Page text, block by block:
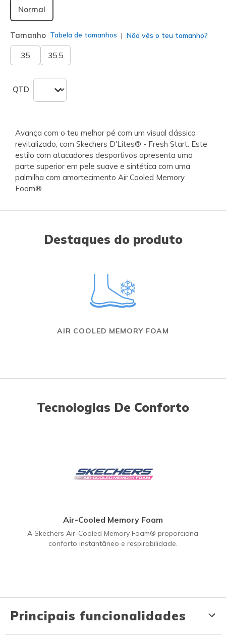
Normal
Tamanho Tabela de tamanhos Não vês o teu tamanho?
35 35.5
QTD
Avança com o teu melhor pé com um visual clássico
revitalizado, com Skechers D'Lites® - Fresh Start. Este
estilo com atacadores desportivos apresenta uma
parte superior em pele suave e sintética com uma
palmilha com amortecimento Air Cooled Memory
Foam®.
Destaques do produto
AIR COOLED MEMORY FOAM
Tecnologias De Conforto
Air-Cooled Memory Foam
A Skechers Air-Cooled Memory Foam® proporciona
conforto instantâneo e respirabilidade.
Principais funcionalidades